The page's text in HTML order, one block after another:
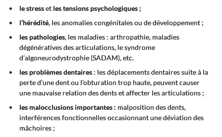
le stresset les tensions psychologiques ;
l’hérédité, les anomalies congénitales ou de développement ;
les pathologies, les maladies : arthropathie, maladies
dégénératives des articulations, le syndrome
d’algoneurodystrophie (SADAM), etc.
les problèmes dentaires: les déplacements dentaires suite à la
perte d’une dent ou l’obturation trop haute, peuvent causer
une mauvaise relation des dents et affecter les articulations ;
les malocclusions importantes : malposition des dents,
interférences fonctionnelles occasionnant une déviation des
mâchoires ;